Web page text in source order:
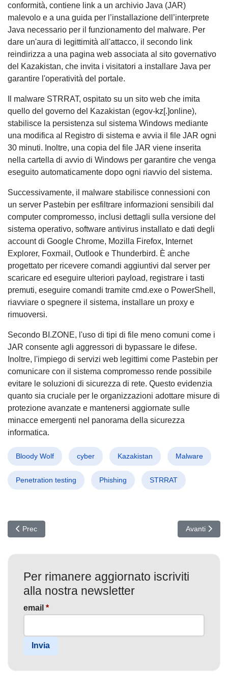
conformità, contiene link a un archivio Java (JAR)
malevolo e a una guida per l’installazione dell’interprete
Java necessario per il funzionamento del malware. Per
dare un'aura di legittimità all'attacco, il secondo link
reindirizza a una pagina web associata al sito governativo
del Kazakistan, che invita i visitatori a installare Java per
garantire l'operatività del portale.
Il malware STRRAT, ospitato su un sito web che imita
quello del governo del Kazakistan (egov-kz[.]online),
stabilisce la persistenza sul sistema Windows mediante
una modifica al Registro di sistema e avvia il file JAR ogni
30 minuti. Inoltre, una copia del file JAR viene inserita
nella cartella di avvio di Windows per garantire che venga
eseguito automaticamente dopo ogni riavvio del sistema.
Successivamente, il malware stabilisce connessioni con
un server Pastebin per esfiltrare informazioni sensibili dal
computer compromesso, inclusi dettagli sulla versione del
sistema operativo, software antivirus installato e dati degli
account di Google Chrome, Mozilla Firefox, Internet
Explorer, Foxmail, Outlook e Thunderbird. È anche
progettato per ricevere comandi aggiuntivi dal server per
scaricare ed eseguire ulteriori payload, registrare i tasti
premuti, eseguire comandi tramite cmd.exe o PowerShell,
riavviare o spegnere il sistema, installare un proxy e
rimuoversi.
Secondo BI.ZONE, l'uso di tipi di file meno comuni come i
JAR consente agli aggressori di bypassare le difese.
Inoltre, l'impiego di servizi web legittimi come Pastebin per
comunicare con il sistema compromesso rende possibile
evitare le soluzioni di sicurezza di rete. Questo evidenzia
quanto sia cruciale per le organizzazioni adottare misure di
protezione avanzate e mantenersi aggiornate sulle
minacce emergenti nel panorama della sicurezza
informatica.
Bloody Wolf cyber Kazakistan Malware
Penetration testing Phishing STRRAT
Articolo precedente: **BITSLOTH: Il Malware Invisibile che
Prec Articolo
Avanti
Per rimanere aggiornato iscriviti
alla nostra newsletter
email *
Invia